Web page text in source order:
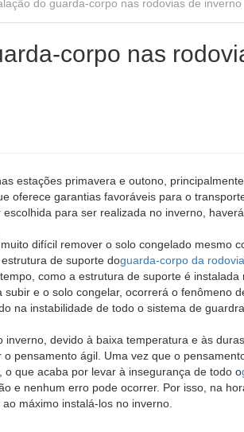
do guarda-corpo nas rodovias de inverno
corpo nas
estações primavera e outono,
oferece garantias favoráveis ​​para o
para ser realizada no inverno,
difícil remover o solo congelado mesmo
de suporte doguarda-corpo da rodovia
como a estrutura de suporte é instalada
e o solo congelar, ocorrerá o fenômeno
na instabilidade de todo o sistema de
devido à baixa temperatura e às
pensamento ágil. Uma vez que o
que acaba por levar à insegurança de todo o
e nenhum erro pode ocorrer. Por isso, na
máximo instalá-los no inverno.